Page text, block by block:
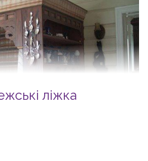
ліжка